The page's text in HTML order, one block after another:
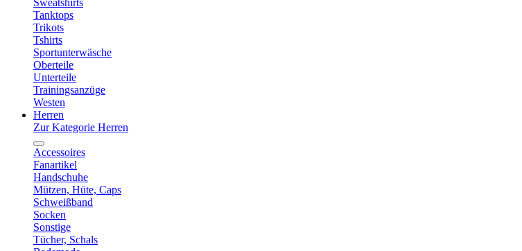
Sweatshirts
Tanktops
Trikots
Tshirts
Sportunterwäsche
Oberteile
Unterteile
Trainingsanzüge
Westen
Herren
Zur Kategorie Herren
Accessoires
Fanartikel
Handschuhe
Mützen, Hüte, Caps
Schweißband
Socken
Sonstige
Tücher, Schals